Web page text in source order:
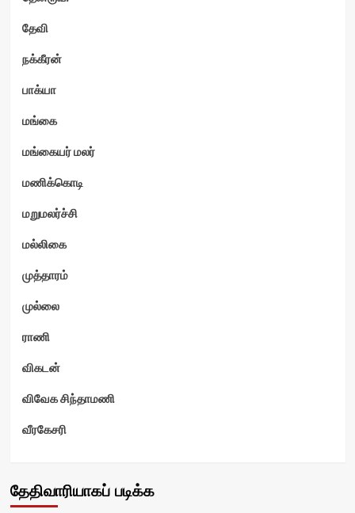
தேவி
நக்கீரன்
பாக்யா
மங்கை
மங்கையர் மலர்
மணிக்கொடி
மறுமலர்ச்சி
மல்லிகை
முத்தாரம்
முல்லை
ராணி
விகடன்
விவேக சிந்தாமணி
வீரகேசரி
தேதிவாரியாகப் படிக்க